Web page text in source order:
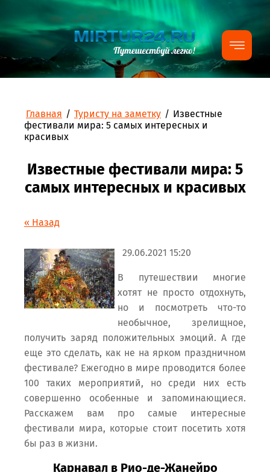
Главная / Туристу на заметку / Известные
фестивали мира: 5 самых интересных и
красивых
Известные фестивали мира: 5
самых интересных и красивых
« Назад
29.06.2021 15:20
В путешествии многие
хотят не просто отдохнуть,
но и посмотреть что-то
необычное, зрелищное,
получить заряд положительных эмоций. А где
еще это сделать, как не на ярком праздничном
фестивале? Ежегодно в мире проводится более
100 таких мероприятий, но среди них есть
совершенно особенные и запоминающиеся.
Расскажем вам про самые интересные
фестивали мира, которые стоит посетить хотя
бы раз в жизни.
Карнавал в Рио-де-Жанейро